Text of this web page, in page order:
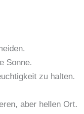
Sonne.
zu halten.
aber hellen Ort.